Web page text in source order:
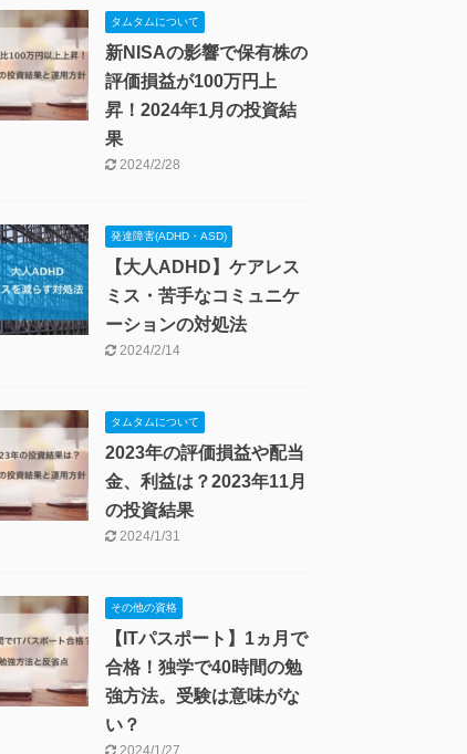
タムタムについて
新NISAの影響で保有株の
評価損益が100万円上
昇！2024年1月の投資結
果
2024/2/28
発達障害(ADHD・ASD)
【大人ADHD】ケアレス
ミス・苦手なコミュニケ
ーションの対処法
2024/2/14
タムタムについて
2023年の評価損益や配当
金、利益は？2023年11月
の投資結果
2024/1/31
その他の資格
【ITパスポート】1ヵ月で
合格！独学で40時間の勉
強方法。受験は意味がな
い？
2024/1/27